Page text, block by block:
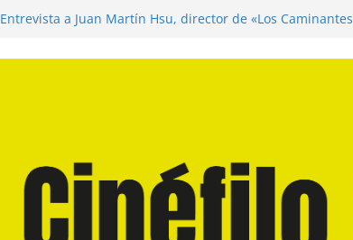
Entrevista a Juan Martín Hsu, director de «Los Caminantes